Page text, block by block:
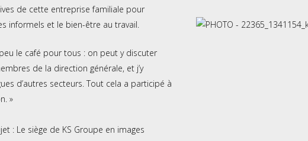
de cette entreprise familiale pour
informels et le bien-être au travail.
peu le café pour tous : on peut y discuter
de la direction générale, et j’y
d’autres secteurs. Tout cela a participé à
»
: Le siège de KS Groupe en images